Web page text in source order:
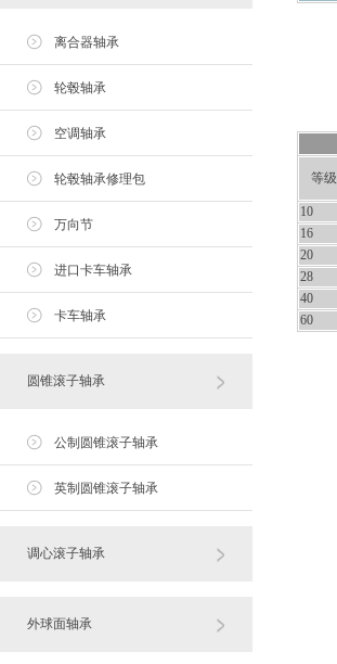
离合器轴承
轮毂轴承
空调轴承
轮毂轴承修理包
万向节
进口卡车轴承
卡车轴承
圆锥滚子轴承
公制圆锥滚子轴承
英制圆锥滚子轴承
调心滚子轴承
外球面轴承
等级
10
16
20
28
40
60